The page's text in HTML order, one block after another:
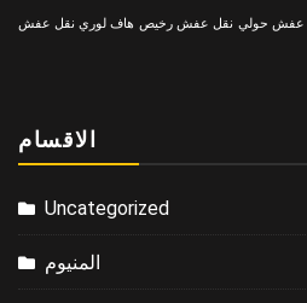
عفش حولي نقل عفش رخيص هاف لوري نقل عفش
الاقسام
Uncategorized
المنيوم